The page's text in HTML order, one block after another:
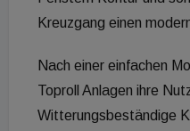
Kreuzgang einen
Nach einer einfachen
Toproll Anlagen ihre
Witterungsbeständige